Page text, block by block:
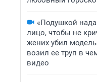
«Подушкой
лицо, чтобы не
жених убил
возил ее труп в
видео